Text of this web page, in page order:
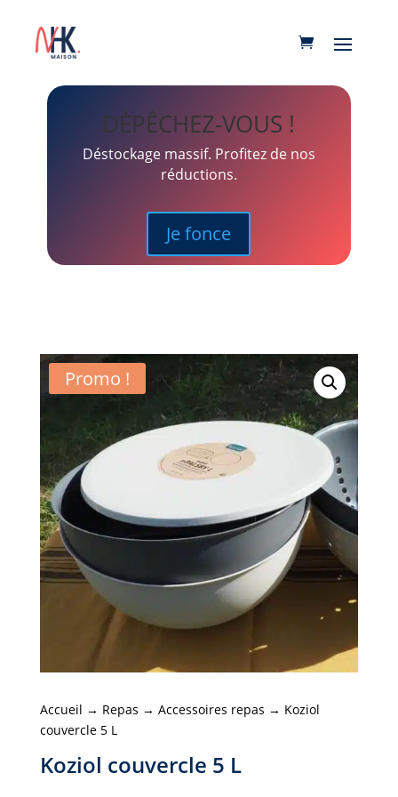
DÉPÊCHEZ-VOUS !
Déstockage massif. Profitez de nos
réductions.
Je fonce
Promo !
Accueil → Repas → Accessoires repas → Koziol
couvercle 5 L
Koziol couvercle 5 L